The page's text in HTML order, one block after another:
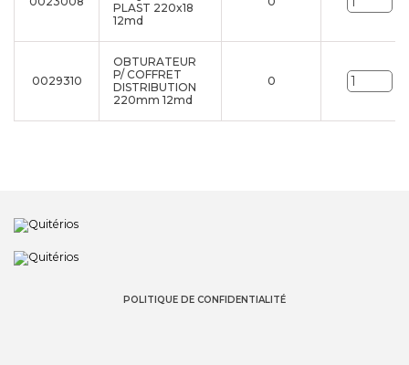
PLAST 220x18
12md
0029310
OBTURATEUR
P/ COFFRET
DISTRIBUTION
220mm 12md
0
POLITIQUE DE CONFIDENTIALITÉ